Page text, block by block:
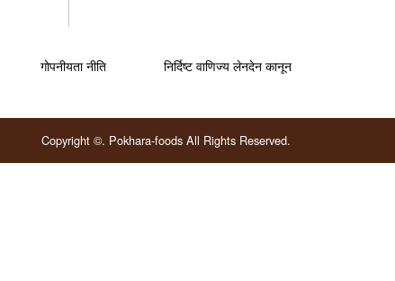
गोपनीयता नीति निर्दिष्ट वाणिज्य लेनदेन कानून
Copyright ©. Pokhara-foods All Rights Reserved.